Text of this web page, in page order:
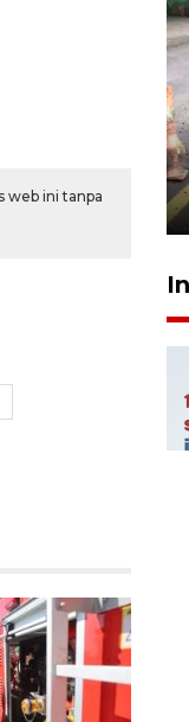
web ini tanpa